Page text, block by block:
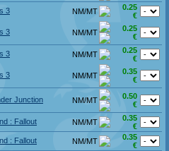
3
NM/MT
0.25
€
3
NM/MT
0.25
€
3
NM/MT
0.25
€
3
NM/MT
0.35
€
Junction NM/MT
0.50
€
: Fallout
NM/MT
0.35
€
: Fallout
NM/MT
0.35
€